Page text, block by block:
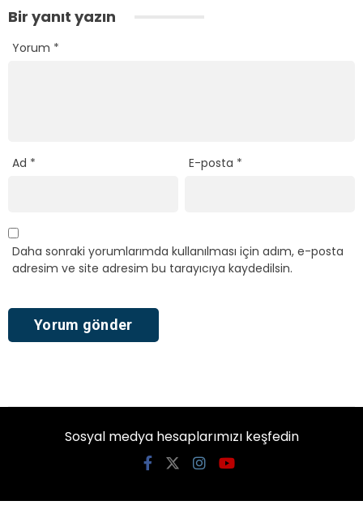
Bir yanıt yazın
Yorum *
Ad * E-posta *
Daha sonraki yorumlarımda kullanılması için adım, e-posta
adresim ve site adresim bu tarayıcıya kaydedilsin.
Sosyal medya hesaplarımızı keşfedin